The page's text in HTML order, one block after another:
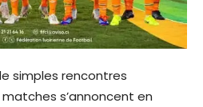
simples rencontres
s’annoncent en